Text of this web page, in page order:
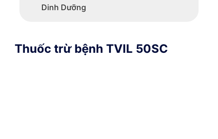
Dinh Dưỡng
Thuốc trừ bệnh TVIL 50SC